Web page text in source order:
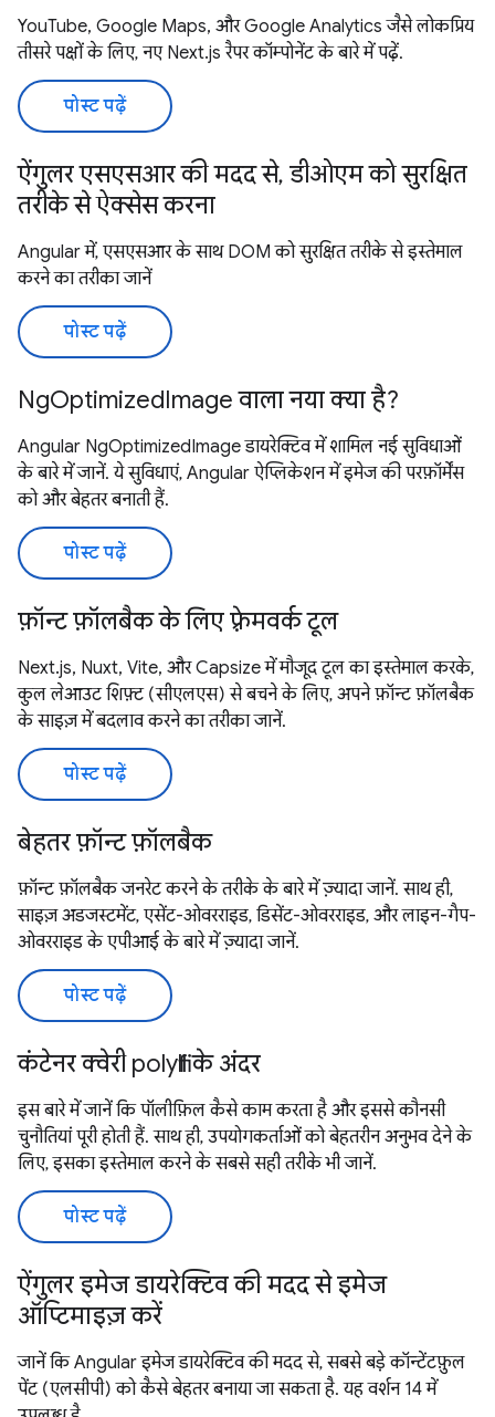
YouTube, Google Maps, और Google Analytics जैसे लोकप्रिय
तीसरे पक्षों के लिए, नए Next.js रैपर कॉम्पोनेंट के बारे में पढ़ें.
पोस्ट पढ़ें
ऐंगुलर एसएसआर की मदद से, डीओएम को सुरक्षित
तरीके से ऐक्सेस करना
Angular में, एसएसआर के साथ DOM को सुरक्षित तरीके से इस्तेमाल
करने का तरीका जानें
पोस्ट पढ़ें
NgOptimizedImage वाला नया क्या है?
Angular NgOptimizedImage डायरेक्टिव में शामिल नई सुविधाओं
के बारे में जानें. ये सुविधाएं, Angular ऐप्लिकेशन में इमेज की परफ़ॉर्मेंस
को और बेहतर बनाती हैं.
पोस्ट पढ़ें
फ़ॉन्ट फ़ॉलबैक के लिए फ़्रेमवर्क टूल
Next.js, Nuxt, Vite, और Capsize में मौजूद टूल का इस्तेमाल करके,
कुल लेआउट शिफ़्ट (सीएलएस) से बचने के लिए, अपने फ़ॉन्ट फ़ॉलबैक
के साइज़ में बदलाव करने का तरीका जानें.
पोस्ट पढ़ें
बेहतर फ़ॉन्ट फ़ॉलबैक
फ़ॉन्ट फ़ॉलबैक जनरेट करने के तरीके के बारे में ज़्यादा जानें. साथ ही,
साइज़ अडजस्टमेंट, एसेंट-ओवरराइड, डिसेंट-ओवरराइड, और लाइन-गैप-
ओवरराइड के एपीआई के बारे में ज़्यादा जानें.
पोस्ट पढ़ें
कंटेनर क्वेरी polyfill के अंदर
इस बारे में जानें कि पॉलीफ़िल कैसे काम करता है और इससे कौनसी
चुनौतियां पूरी होती हैं. साथ ही, उपयोगकर्ताओं को बेहतरीन अनुभव देने के
लिए, इसका इस्तेमाल करने के सबसे सही तरीके भी जानें.
पोस्ट पढ़ें
ऐंगुलर इमेज डायरेक्टिव की मदद से इमेज
ऑप्टिमाइज़ करें
जानें कि Angular इमेज डायरेक्टिव की मदद से, सबसे बड़े कॉन्टेंटफ़ुल
पेंट (एलसीपी) को कैसे बेहतर बनाया जा सकता है. यह वर्शन 14 में